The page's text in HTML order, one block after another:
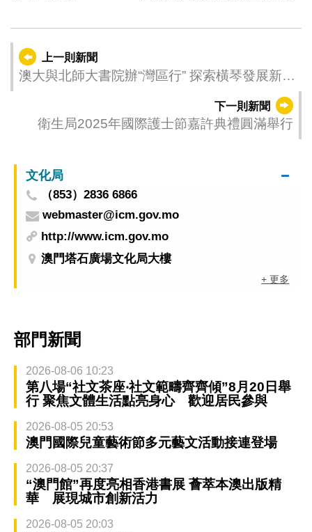
上一則新聞
澳大與北師大書院辦“灣區行” 探索橫琴發展新機
下一則新聞
衛生局2025年國際護士節嘉許典禮圓滿舉行
文化局
（853）2836 6866
webmaster@icm.gov.mo
http://www.icm.gov.mo
澳門塔石廣場文化局大樓
+ 更多
部門新聞
2026-08-06 10:23
第八場“社文茶座‧社文範疇齊齊傾”8月20日舉
行 聚焦文體生活點亮身心 歡迎居民參與
2026-08-05 20:53
澳門國際兒童藝術節多元藝文活動接連登場
2026-08-05 20:37
“澳門館”再度亮相香港書展 薈萃本澳出版精
華 展現城市創新活力
2026-08-05 20:03